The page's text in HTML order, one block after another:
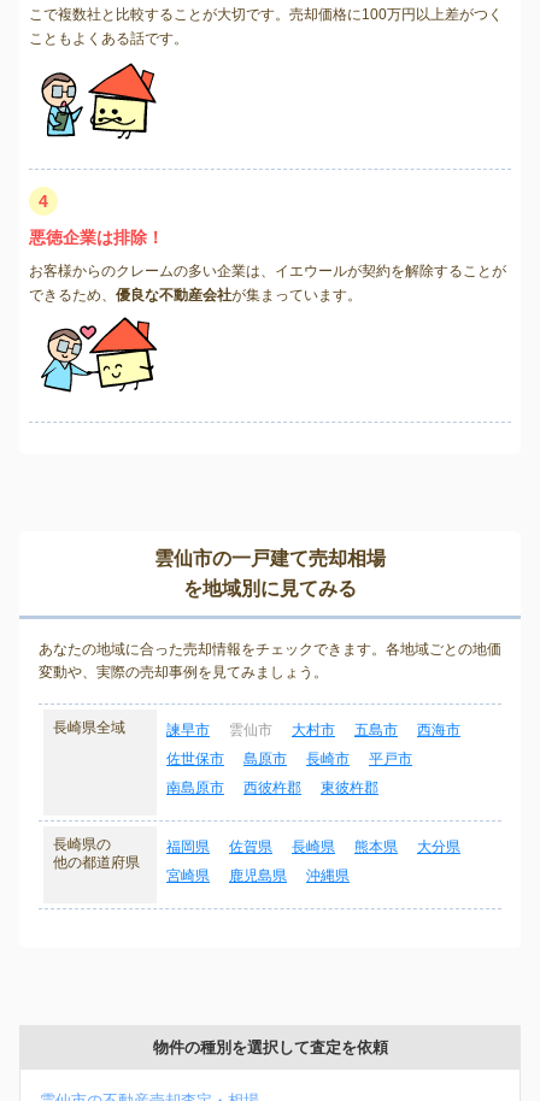
こで複数社と比較することが大切です。売却価格に100万円以上差がつく
こともよくある話です。
4
悪徳企業は排除！
お客様からのクレームの多い企業は、イエウールが契約を解除することが
できるため、 優良な不動産会社が集まっています。
雲仙市の一戸建て売却相場
を地域別に見てみる
あなたの地域に合った売却情報をチェックできます。各地域ごとの地価
変動や、実際の売却事例を見てみましょう。
長崎県全域 諫早市 雲仙市 大村市 五島市
西海市
佐世保市
島原市 長崎市
平戸市
南島原市
西彼杵郡 東彼杵郡
長崎県の
他の都道府県
福岡県 佐賀県 長崎県 熊本県
大分県
宮崎県
鹿児島県 沖縄県
物件の種別を選択して査定を依頼